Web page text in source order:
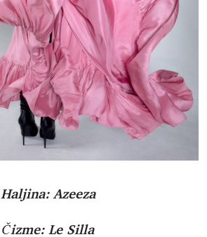
Haljina: Azeeza
Čizme: Le Silla